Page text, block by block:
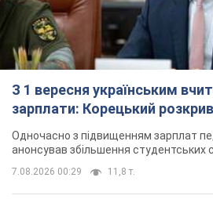
З 1 вересня українським
зарплати: Корецький
Одночасно з підвищенням зарплат
анонсував збільшення студентських
7.08.2026 00:29 11,8 т.